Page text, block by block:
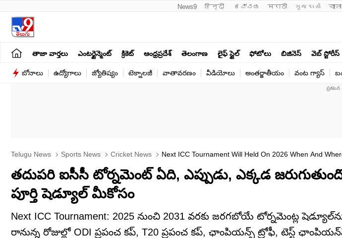
News9 हिन्दी ಕನ್ನಡ मराठी ગુજરાતી বাংলা
తాజా వార్తలు ఎంటర్టైన్మెంట్ క్రికెట్ ఆంధ్రప్రదేశ్ తెలంగాణ లైఫ్ స్టైల్ ఫోటోలు బిజినెస్ వెబ్ స్టోరీస్
బోనాలు ఉద్యోగాలు జ్యోతిష్యం టెక్నాలజీ వాతావరణం వీడియోలు అంతర్జాతీయం వంట గ్యాస్
Telugu News Sports News Cricket News
Next ICC Tournament Will Held On 2026 When And
2031
తదుపరి ఐసీసీ టోర్నమెంట్ ఏది, ఎప్పుడు, ఎక్కడ
పూర్తి షెడ్యూల్ మీకోసం
Next ICC Tournament: 2025 నుంచి 2031 వరకు జరగబోయే టోర్నమెంట్ల
రానున్న రోజుల్లో ODI ప్రపంచ కప్, T20 ప్రపంచ కప్, ఛాంపియన్స్ ట్రోఫీ, టెస్ట్